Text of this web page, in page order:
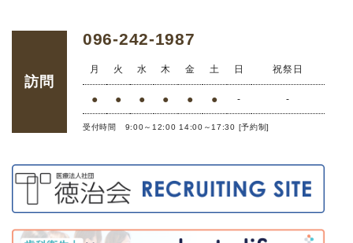
訪問
096-242-1987
月 火 水 木 金 土 日 祝祭日
● ● ● ● ● ● - -
受付時間 9:00～12:00 14:00～17:30 [予約制]